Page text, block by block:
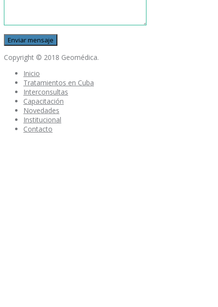
Copyright © 2018 Geomédica.
Inicio
Tratamientos en Cuba
Interconsultas
Capacitación
Novedades
Institucional
Contacto